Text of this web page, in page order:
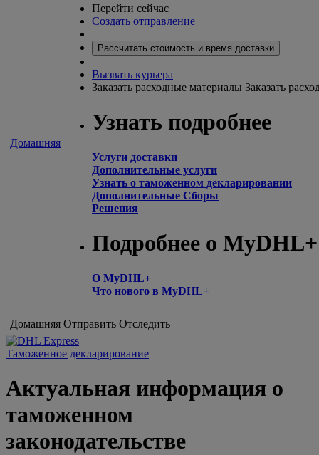
Домашняя
Перейти сейчас
Создать отправление
Рассчитать стоимость и время доставки
Вызвать курьера
Заказать расходные материалы Заказать
Узнать подробнее
Услуги доставки
Дополнительные услуги
Узнать о таможенном декларировании
Дополнительные Сборы
Решения
Подробнее о MyDHL+
О MyDHL+
Что нового в MyDHL+
Домашняя Отправить Отследить
Таможенное декларирование
Актуальная информация о
таможенном
законодательстве